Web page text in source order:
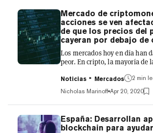
han llegado al sitio web de
YouTube no ha tomado
pesar de las exigencias de
Ripple alega que YouTube ha
repetidamente las cuentas q...
Mercado de
acciones se ven
de que los precios del
cayeran por debajo de
Los mercados hoy en día han
peor. En cripto, la mayoría de
capitalización de mercado han
precio entre el 5% y el 7%.
nuevo por debajo de los 7.000
cayendo hoy a 6.800 dólares
Ethereum bajó hasta 168
recuperarse hasta 172 dólares,
Noticias Mercados
2 min
Nicholas Marinoff Apr 20, 2020
España: Desarrollan
blockchain para